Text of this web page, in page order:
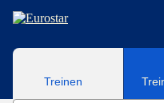
Naar hoofdinhoud
Treinen